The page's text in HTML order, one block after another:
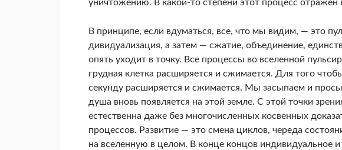
уничтожению. В какой-то степе­ни этот процесс
В принципе, если вдуматься, все, что мы ви­дим, — это
дивидуализация, а затем — сжатие, объединение,
опять уходит в точку. Все процессы во вселен­ной
грудная клетка расширяется и сжимается. Для того
секунду расширяется и сжимается. Мы засыпаем и
душа вновь появляется на этой земле. С этой точки
естественна даже без многочисленных косвенных
процессов. Развитие — это смена циклов, череда
на вселенную в целом. В конце концов индивидуальное